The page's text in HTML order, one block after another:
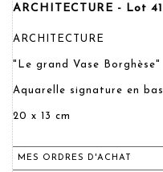
ARCHITECTURE - Lot 41
ARCHITECTURE
"Le grand Vase Borghèse"
Aquarelle signature en
20 x 13 cm
MES ORDRES D'ACHAT